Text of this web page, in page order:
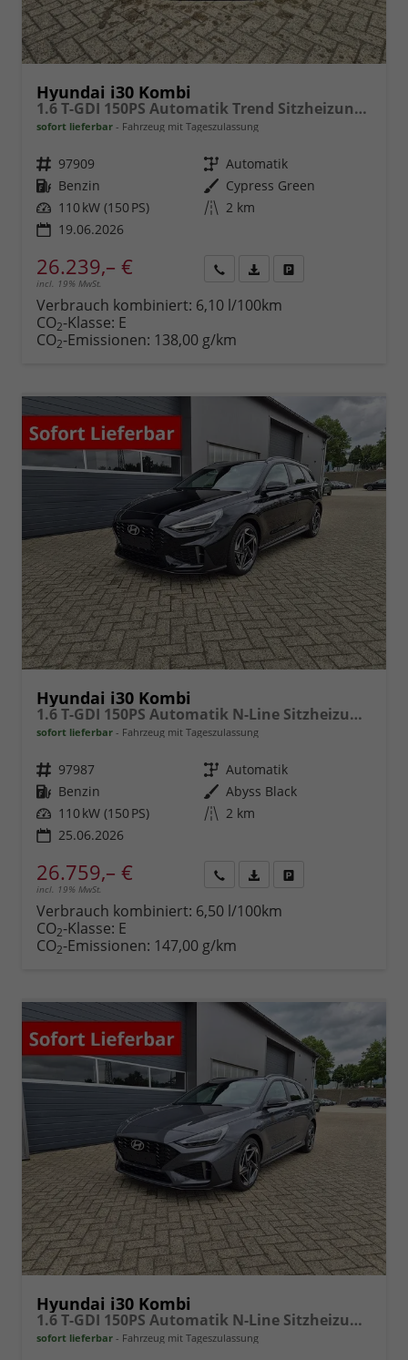
Hyundai i30 Kombi
1.6 T-GDI 150PS Automatik Trend Sitzheizung Lenkradheizung Klimaautomatik PDC v+h Rückf.Kamera Navi Apple CarPlay + Android Auto 16"LM
sofort lieferbar Fahrzeug mit Tageszulassung
Fahrzeugnr. 97909 Getriebe Automatik
Kraftstoff Benzin Außenfarbe Cypress Green
Leistung 110 kW (150 PS) Kilometerstand 2 km
19.06.2026
26.239,– €
incl. 19% MwSt.
anfordern
Datei,
Verbrauch kombiniert: 6,10 l/100km
CO2-Klasse: E
CO2-Emissionen: 138,00 g/km
Hyundai i30 Kombi
1.6 T-GDI 150PS Automatik N-Line Sitzheizung Lenkradheizung Klimaautomatik Navi 10,3"-Touchscreen Bluelink Apple CarPlay + Android Auto PDC v+h Rückf.Kamera 18-LM
sofort lieferbar Fahrzeug mit Tageszulassung
Fahrzeugnr. 97987 Getriebe Automatik
Kraftstoff Benzin Außenfarbe Abyss Black
Leistung 110 kW (150 PS) Kilometerstand 2 km
25.06.2026
26.759,– €
incl. 19% MwSt.
anfordern
Datei,
Verbrauch kombiniert: 6,50 l/100km
CO2-Klasse: E
CO2-Emissionen: 147,00 g/km
Hyundai i30 Kombi
1.6 T-GDI 150PS Automatik N-Line Sitzheizung Lenkradheizung Klimaautomatik Navi 10,3"-Touchscreen Bluelink Apple CarPlay + Android Auto PDC v+h Rückf.Kamera 18-LM
sofort lieferbar Fahrzeug mit Tageszulassung